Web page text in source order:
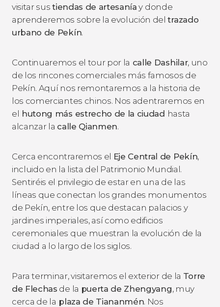
visitar sustiendas de artesanía y donde
aprenderemos sobre la evolución deltrazado
urbano de Pekín.
Continuaremos el tour por la calle Dashilar, uno
de los rincones comerciales más famosos de
Pekín. Aquí nos remontaremos a la historia de
los comerciantes chinos. Nos adentraremos en
el hutong más estrecho de la ciudad hasta
alcanzar la calle Qianmen.
Cerca encontraremos el Eje Central de Pekín,
incluido en la lista del Patrimonio Mundial.
Sentiréis el privilegio de estar en una de las
líneas que conectan los grandes monumentos
de Pekín, entre los que destacan palacios y
jardines imperiales, así como edificios
ceremoniales que muestran la evolución de la
ciudad a lo largo de los siglos.
Para terminar, visitaremos el exterior de la Torre
de Flechas de la puerta de Zhengyang, muy
cerca de la plaza de Tiananmén. Nos